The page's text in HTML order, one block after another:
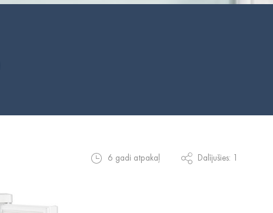
6 gadi atpakaļ Dalījušies: 1